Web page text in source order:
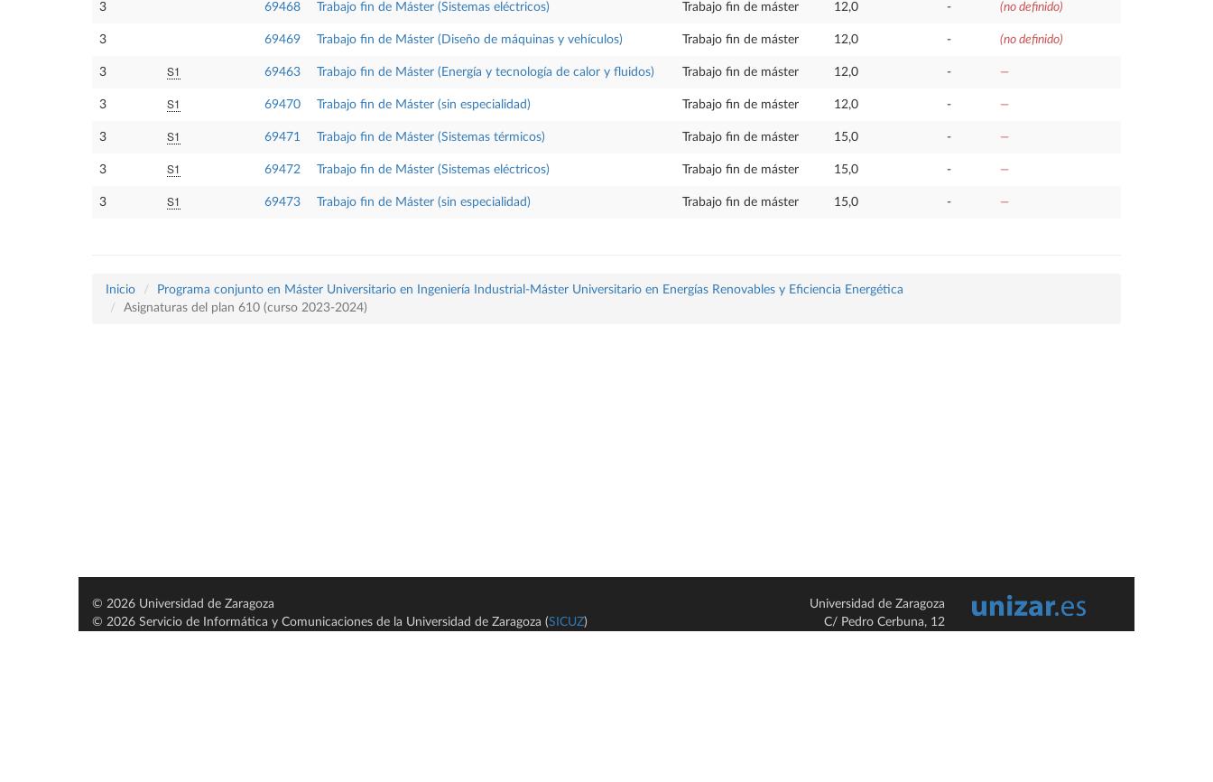
3 69468 Trabajo fin de Máster (Sistemas eléctricos) Trabajo fin de máster 12,0 - (no definido)
3 69469 Trabajo fin de Máster (Diseño de máquinas y vehículos) Trabajo fin de máster 12,0 - (no definido)
3 S1 69463 Trabajo fin de Máster (Energía y tecnología de calor y fluidos) Trabajo fin de máster 12,0 - —
3 S1 69470 Trabajo fin de Máster (sin especialidad) Trabajo fin de máster 12,0 - —
3 S1 69471 Trabajo fin de Máster (Sistemas térmicos) Trabajo fin de máster 15,0 - —
3 S1 69472 Trabajo fin de Máster (Sistemas eléctricos) Trabajo fin de máster 15,0 - —
3 S1 69473 Trabajo fin de Máster (sin especialidad) Trabajo fin de máster 15,0 - —
Inicio
Programa conjunto en Máster Universitario en Ingeniería Industrial-Máster Universitario en Energías Renovables y Eficiencia Energética
Asignaturas del plan 610 (curso 2023-2024)
© 2026 Universidad de Zaragoza
© 2026 Servicio de Informática y Comunicaciones de la Universidad de Zaragoza (SICUZ)
Universidad de Zaragoza
C/ Pedro Cerbuna, 12